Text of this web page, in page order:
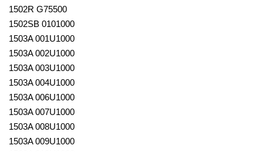
1502R G75500
1502SB 0101000
1503A 001U1000
1503A 002U1000
1503A 003U1000
1503A 004U1000
1503A 006U1000
1503A 007U1000
1503A 008U1000
1503A 009U1000